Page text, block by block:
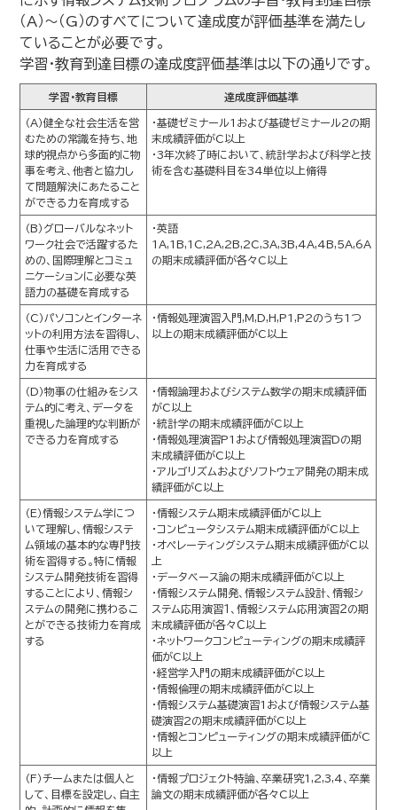
（A）～（G）のすべてについて達成度が評価基準を満たし
ていることが必要です。
学習･教育到達目標の達成度評価基準は以下の通りです｡
学習･教育目標 達成度評価基準
（A）健全な社会生活を営
むための常識を持ち、地
球的視点から多面的に物
事を考え、他者と協力し
て問題解決にあたること
ができる力を育成する
・基礎ゼミナール1および基礎ゼミナール2の期
末成績評価がC以上
・3年次終了時において、統計学および科学と技
術を含む基礎科目を34単位以上脩得
（B）グローバルなネット
ワーク社会で活躍するた
めの、国際理解とコミュ
ニケーションに必要な英
語力の基礎を育成する
・英語
1A,1B,1C,2A,2B,2C,3A,3B,4A,4B,5A,6A
の期末成績評価が各々C以上
（C）パソコンとインターネ
ットの利用方法を習得し、
仕事や生活に活用できる
力を育成する
・情報処理演習入門,M,D,H,P1,P2のうち1つ
以上の期末成績評価がC以上
（D）物事の仕組みをシス
テム的に考え、データを
重視した論理的な判断が
できる力を育成する
・情報論理およびシステム数学の期末成績評価
がC以上
・統計学の期末成績評価がC以上
・情報処理演習P1および情報処理演習Dの期
末成績評価がC以上
・アルゴリズムおよびソフトウェア開発の期末成
績評価がC以上
（E）情報システム学につ
いて理解し、情報システ
ム領域の基本的な専門技
術を習得する。特に情報
システム開発技術を習得
することにより、情報シ
ステムの開発に携わるこ
とができる技術力を育成
する
・情報システム期末成績評価がC以上
・コンピュータシステム期末成績評価がC以上
・オペレーティングシステム期末成績評価がC以
上
・データベース論の期末成績評価がC以上
・情報システム開発、情報システム設計、情報シ
ステム応用演習１、情報システム応用演習２の期
末成績評価が各々Ｃ以上
・ネットワークコンピューティングの期末成績評
価がC以上
・経営学入門の期末成績評価がC以上
・情報倫理の期末成績評価がC以上
・情報システム基礎演習1および情報システム基
礎演習2の期末成績評価がC以上
・情報とコンピューティングの期末成績評価がC
以上
（F）チームまたは個人と
して、目標を設定し、自主
・情報プロジェクト特論、卒業研究1,2,3,4、卒業
論文の期末成績評価が各々C以上